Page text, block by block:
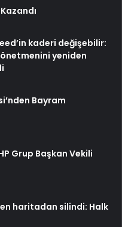
kaderi değişebilir:
yeniden
Bayram
Grup Başkan Vekili
haritadan silindi: Halk